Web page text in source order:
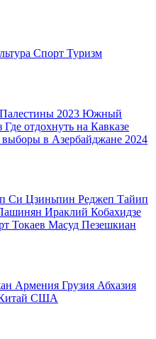
Спорт Туризм
2023 Южный
Где отдохнуть на Кавказе
выборы в Азербайджане 2024
Си Цзиньпин Реджеп Тайип
Ираклий Кобахидзе
Токаев Масуд Пезешкиан
Армения Грузия Абхазия
США